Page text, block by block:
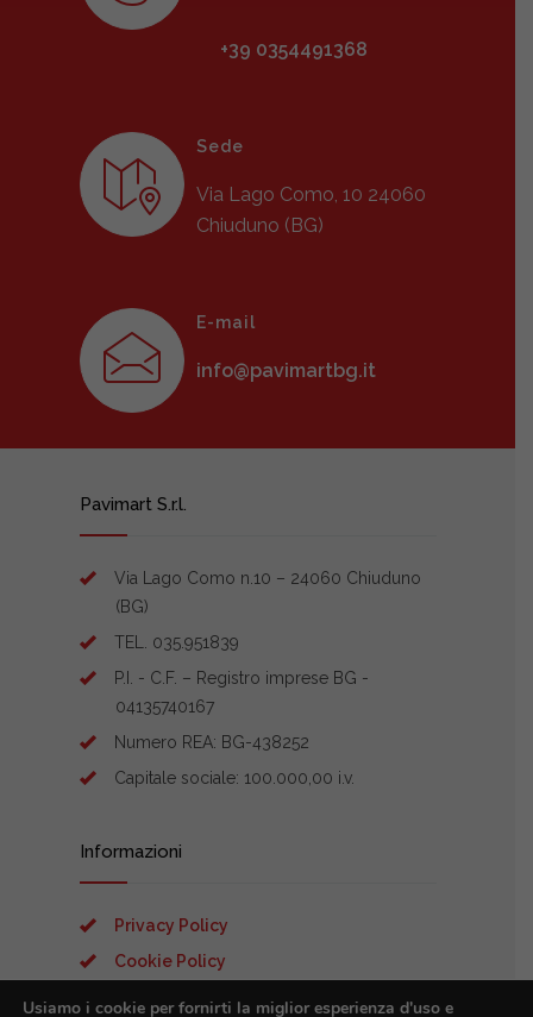
+39 0354491368
Sede
Via Lago Como, 10 24060
Chiuduno (BG)
E-mail
info@pavimartbg.it
Pavimart S.r.l.
Via Lago Como n.10 – 24060 Chiuduno
(BG)
TEL. 035.951839
P.I. - C.F. – Registro imprese BG -
04135740167
Numero REA: BG-438252
Capitale sociale: 100.000,00 i.v.
Informazioni
Privacy Policy
Cookie Policy
Usiamo i cookie per fornirti la miglior esperienza d'uso e